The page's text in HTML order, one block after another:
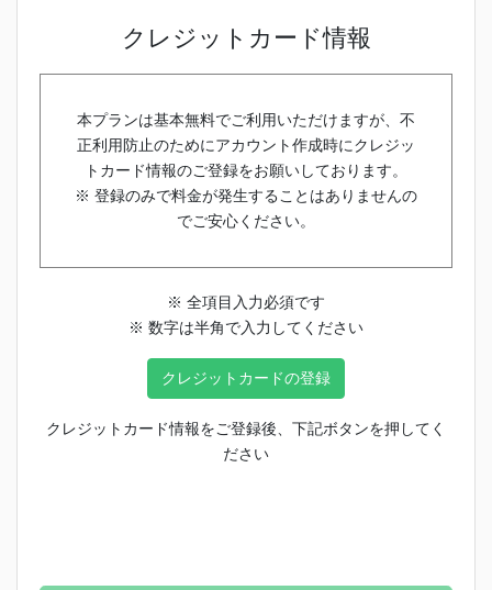
クレジットカード情報
本プランは基本無料でご利用いただけますが、不
正利用防止のためにアカウント作成時にクレジッ
トカード情報のご登録をお願いしております。
※ 登録のみで料金が発生することはありませんの
でご安心ください。
※ 全項目入力必須です
※ 数字は半角で入力してください
クレジットカードの登録
クレジットカード情報をご登録後、下記ボタンを押してく
ださい